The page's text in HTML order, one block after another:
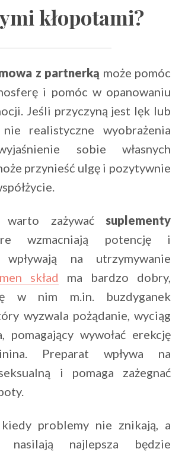
kłopotami?
z partnerką może pomóc
i pomóc w opanowaniu
Jeśli przyczyną jest lęk lub
realistyczne wyobrażenia
sobie własnych
przynieść ulgę i pozytywnie
warto zażywać suplementy
wzmacniają potencję i
wpływają na utrzymywanie
skład ma bardzo dobry,
w nim m.in. buzdyganek
wyzwala pożądanie, wyciąg
pomagający wywołać erekcję
Preparat wpływa na
i pomaga zażegnać
problemy nie znikają, a
najlepsza będzie